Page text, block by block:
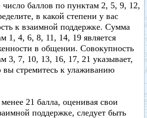
баллов по пунктам 2, 5, 9, 12,
в какой степени у вас
к взаимной поддержке. Сумма
1, 4, 6, 8, 11, 14, 19 является
в общении. Совокупность
3, 7, 10, 13, 16, 17, 21 указывает,
вы стремитесь к улаживанию
21 балла, оценивая свои
поддержке, следует быть